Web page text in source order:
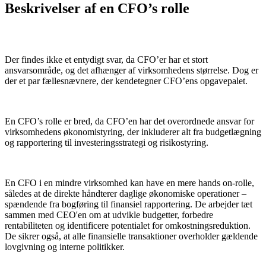
Beskrivelser af en CFO’s rolle
Der findes ikke et entydigt svar, da CFO’er har et stort
ansvarsområde, og det afhænger af virksomhedens størrelse. Dog er
der et par fællesnævnere, der kendetegner CFO’ens opgavepalet.
En CFO’s rolle er bred, da CFO’en har det overordnede ansvar for
virksomhedens økonomistyring, der inkluderer alt fra budgetlægning
og rapportering til investeringsstrategi og risikostyring.
En CFO i en mindre virksomhed kan have en mere hands on-rolle,
således at de direkte håndterer daglige økonomiske operationer –
spændende fra bogføring til finansiel rapportering. De arbejder tæt
sammen med CEO'en om at udvikle budgetter, forbedre
rentabiliteten og identificere potentialet for omkostningsreduktion.
De sikrer også, at alle finansielle transaktioner overholder gældende
lovgivning og interne politikker.